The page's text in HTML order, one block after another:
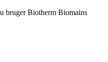
bruger Biotherm Biomains